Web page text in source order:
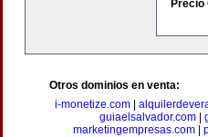
Precio
Otros dominios en venta:
i-monetize.com
guiaelsalvador.com|
marketingempresas.com